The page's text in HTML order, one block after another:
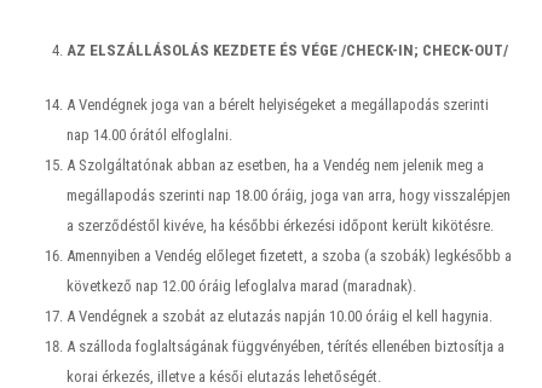
AZ ELSZÁLLÁSOLÁS KEZDETE ÉS VÉGE /CHECK-IN; CHECK-OUT/
A Vendégnek joga van a bérelt helyiségeket a megállapodás szerinti
nap 14.00 órától elfoglalni.
A Szolgáltatónak abban az esetben, ha a Vendég nem jelenik meg a
megállapodás szerinti nap 18.00 óráig, joga van arra, hogy visszalépjen
a szerződéstől kivéve, ha későbbi érkezési időpont került kikötésre.
Amennyiben a Vendég előleget fizetett, a szoba (a szobák) legkésőbb a
következő nap 12.00 óráig lefoglalva marad (maradnak).
A Vendégnek a szobát az elutazás napján 10.00 óráig el kell hagynia.
A szálloda foglaltságának függvényében, térítés ellenében biztosítja a
korai érkezés, illetve a késői elutazás lehetőségét.